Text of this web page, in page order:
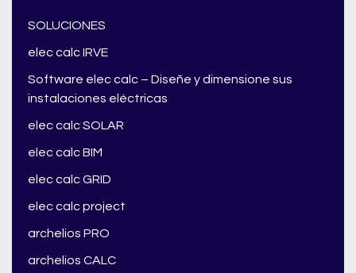
SOLUCIONES
elec calc IRVE
Software elec calc – Diseñe y dimensione sus
instalaciones eléctricas
elec calc SOLAR
elec calc BIM
elec calc GRID
elec calc project
archelios PRO
archelios CALC